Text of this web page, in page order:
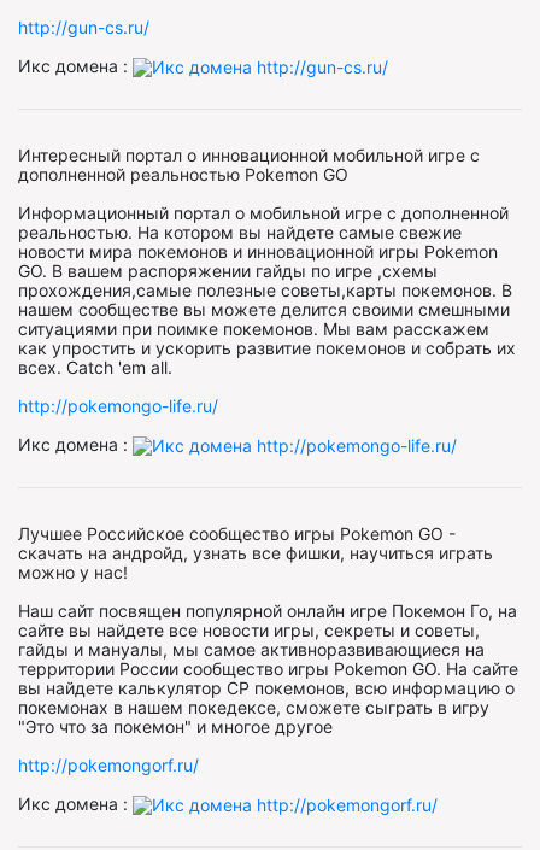
http://gun-cs.ru/
Икс домена :
Интересный портал о инновационной мобильной игре с
дополненной реальностью Pokemon GO
Информационный портал о мобильной игре с дополненной
реальностью. На котором вы найдете самые свежие
новости мира покемонов и инновационной игры Pokemon
GO. В вашем распоряжении гайды по игре ,схемы
прохождения,самые полезные советы,карты покемонов. В
нашем сообществе вы можете делится своими смешными
ситуациями при поимке покемонов. Мы вам расскажем
как упростить и ускорить развитие покемонов и собрать их
всех. Catch 'em all.
http://pokemongo-life.ru/
Икс домена :
Лучшее Российское сообщество игры Pokemon GO -
скачать на андройд, узнать все фишки, научиться играть
можно у нас!
Наш сайт посвящен популярной онлайн игре Покемон Го, на
сайте вы найдете все новости игры, секреты и советы,
гайды и мануалы, мы самое активноразвивающиеся на
территории России сообщество игры Pokemon GO. На сайте
вы найдете калькулятор CP покемонов, всю информацию о
покемонах в нашем покедексе, сможете сыграть в игру
"Это что за покемон" и многое другое
http://pokemongorf.ru/
Икс домена :